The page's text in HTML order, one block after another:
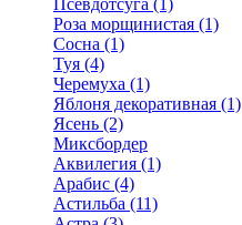
Псевдотсуга (1)
Роза морщинистая (1)
Сосна (1)
Туя (4)
Черемуха (1)
Яблоня декоративная (1)
Ясень (2)
Миксбордер
Аквилегия (1)
Арабис (4)
Астильба (11)